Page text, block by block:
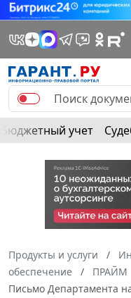
Бюджетный учет
Продукты и услуги
обеспечение
ПРАЙМ
Письмо Департамента